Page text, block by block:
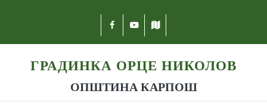
ГРАДИНКА ОРЦЕ НИКОЛОВ
ОПШТИНА КАРПОШ